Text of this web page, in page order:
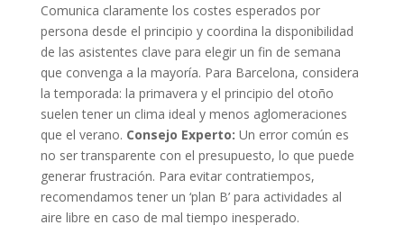
Comunica claramente los costes esperados por
persona desde el principio y coordina la disponibilidad
de las asistentes clave para elegir un fin de semana
que convenga a la mayoría. Para Barcelona, considera
la temporada: la primavera y el principio del otoño
suelen tener un clima ideal y menos aglomeraciones
que el verano. Consejo Experto: Un error común es
no ser transparente con el presupuesto, lo que puede
generar frustración. Para evitar contratiempos,
recomendamos tener un ‘plan B’ para actividades al
aire libre en caso de mal tiempo inesperado.